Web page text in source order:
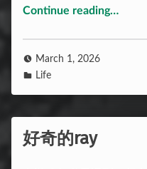
Continue reading“Chrome UI还原笔记”…
March 1, 2026
Life
好奇的ray